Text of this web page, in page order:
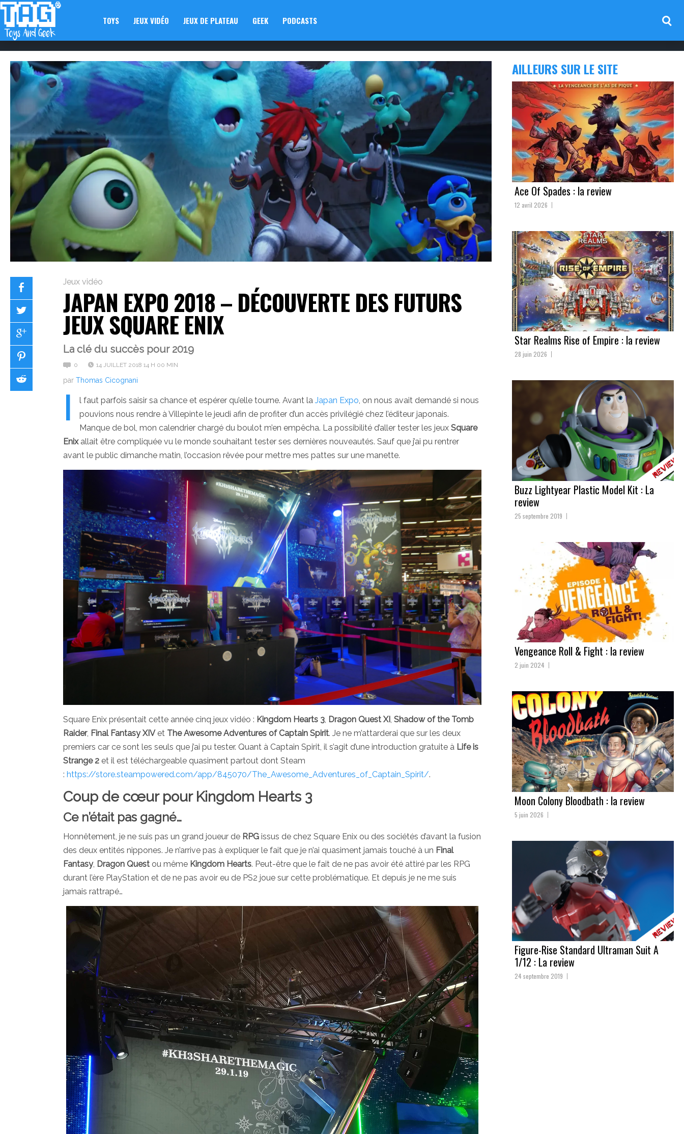
TOYS JEUX VIDÉO JEUX DE PLATEAU GEEK PODCASTS
Jeux vidéo
JAPAN EXPO 2018 – DÉCOUVERTE DES FUTURS
JEUX SQUARE ENIX
La clé du succès pour 2019
0 14 JUILLET 2018 14 H 00 MIN
par Thomas Cicognani
I l faut parfois saisir sa chance et espérer qu’elle tourne. Avant la Japan Expo, on nous avait demandé si nous
pouvions nous rendre à Villepinte le jeudi afin de profiter d’un accès privilégié chez l’éditeur japonais.
Manque de bol, mon calendrier chargé du boulot m’en empêcha. La possibilité d’aller tester les jeux Square
Enixallait être compliquée vu le monde souhaitant tester ses dernières nouveautés. Sauf que j’ai pu rentrer
avant le public dimanche matin, l’occasion rêvée pour mettre mes pattes sur une manette.
Square Enix présentait cette année cinq jeux vidéo : Kingdom Hearts 3, Dragon Quest XI, Shadow of the Tomb
Raider, Final Fantasy XIV et The Awesome Adventures of Captain Spirit. Je ne m’attarderai que sur les deux
premiers car ce sont les seuls que j’ai pu tester. Quant à Captain Spirit, il s’agit d’une introduction gratuite à Life is
Strange 2 et il est téléchargeable quasiment partout dont Steam
: https://store.steampowered.com/app/845070/The_Awesome_Adventures_of_Captain_Spirit/.
Coup de cœur pour Kingdom Hearts 3
Ce n’était pas gagné…
Honnêtement, je ne suis pas un grand joueur de RPG issus de chez Square Enix ou des sociétés d’avant la fusion
des deux entités nippones. Je n’arrive pas à expliquer le fait que je n’ai quasiment jamais touché à un Final
Fantasy, Dragon Quest ou même Kingdom Hearts. Peut-être que le fait de ne pas avoir été attiré par les RPG
durant l’ère PlayStation et de ne pas avoir eu de PS2 joue sur cette problématique. Et depuis je ne me suis
jamais rattrapé…
AILLEURS SUR LE SITE
Ace Of Spades : la review
12 avril 2026
Star Realms Rise of Empire : la review
28 juin 2026
Buzz Lightyear Plastic Model Kit : La
review
25 septembre 2019
Vengeance Roll & Fight : la review
2 juin 2024
Moon Colony Bloodbath : la review
5 juin 2026
Figure-Rise Standard Ultraman Suit A
1/12 : La review
24 septembre 2019